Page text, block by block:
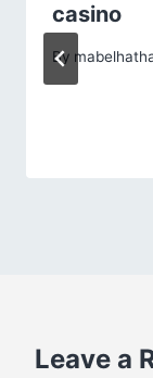
casino
By
Leave a